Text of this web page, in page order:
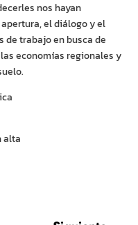
nos hayan
el diálogo y el
de trabajo en busca de
economías regionales y
alta